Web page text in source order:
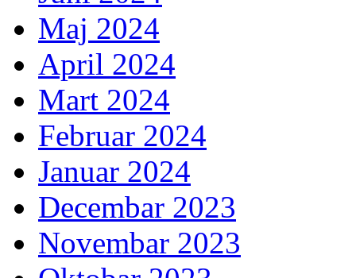
Maj 2024
April 2024
Mart 2024
Februar 2024
Januar 2024
Decembar 2023
Novembar 2023